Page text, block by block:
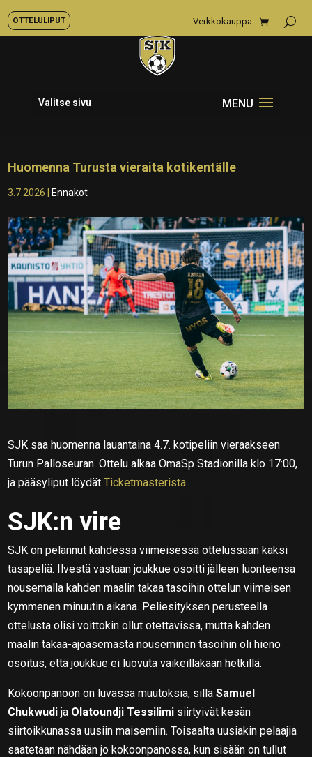
OTTELULIPUT Verkkokauppa
Valitse sivu
Huomenna Turusta vieraita kotikentälle
3.7.2026 Ennakot
SJK saa huomenna lauantaina 4.7. kotipeliin vieraakseen
Turun Palloseuran. Ottelu alkaa OmaSp Stadionilla klo 17:00,
ja pääsyliput löydätTicketmasterista.
SJK:n vire
SJK on pelannut kahdessa viimeisessä ottelussaan kaksi
tasapeliä. Ilvestä vastaan joukkue osoitti jälleen luonteensa
nousemalla kahden maalin takaa tasoihin ottelun viimeisen
kymmenen minuutin aikana. Peliesityksen perusteella
ottelusta olisi voittokin ollut otettavissa, mutta kahden
maalin takaa-ajoasemasta nouseminen tasoihin oli hieno
osoitus, että joukkue ei luovuta vaikeillakaan hetkillä.
Kokoonpanoon on luvassa muutoksia, silläSamuel
Chukwudi ja Olatoundji Tessilimi siirtyivät kesän
siirtoikkunassa uusiin maisemiin. Toisaalta uusiakin pelaajia
saatetaan nähdään jo kokoonpanossa, kun sisään on tullut